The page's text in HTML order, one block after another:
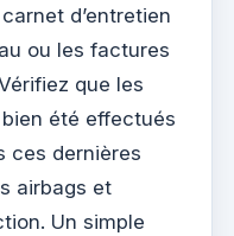
d’entretien
ou les factures
que les
été effectués
ces dernières
airbags et
Un simple